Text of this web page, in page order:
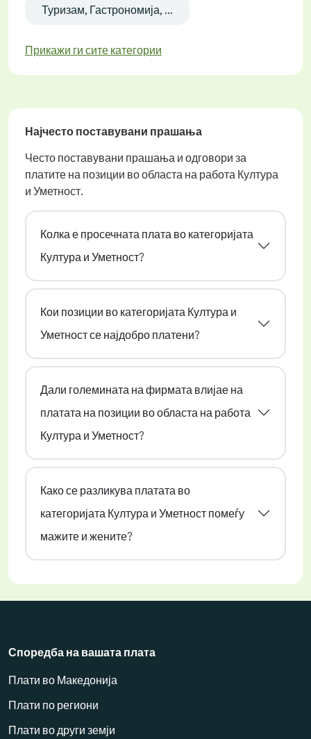
Туризам, Гастрономија, ...
Прикажи ги сите категории
Најчесто поставувани прашања
Често поставувани прашања и одговори за
платите на позиции во областа на работа Култура
и Уметност.
Колка е просечната плата во категоријата
Култура и Уметност?
Кои позиции во категоријата Култура и
Уметност се најдобро платени?
Дали големината на фирмата влијае на
платата на позиции во областа на работа
Култура и Уметност?
Како се разликува платата во
категоријата Култура и Уметност помеѓу
мажите и жените?
Споредба на вашата плата
Плати во Македонија
Плати по региони
Плати во други земји